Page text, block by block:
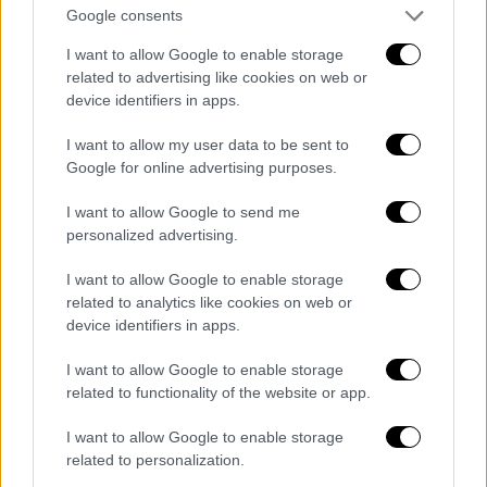
Google consents
I want to allow Google to enable storage
related to advertising like cookies on web or
device identifiers in apps.
I want to allow my user data to be sent to
Google for online advertising purposes.
I want to allow Google to send me
personalized advertising.
I want to allow Google to enable storage
related to analytics like cookies on web or
device identifiers in apps.
I want to allow Google to enable storage
related to functionality of the website or app.
I want to allow Google to enable storage
related to personalization.
φετινής διοργάνωσης, καθώς ζει το δικό της
«παραμύθι». Παίζει ίσως το πιο ωραίο
παρακολουθήσει κάποιος και βεβαίως
πραγματοποίησε τρομερή regular season.
Κατάφερε να τερματίσει στη δεύτερη θέση
της κανονικής διάρκειας και θα προσπαθήσει
οικοδεσπότη του Final Four,Παναθηναϊκό
Ο προπονητής των Ισπανών,
Μαρτίνεθαναδείχθηκε ως ο κορυφαίος της
διοργάνωσης και είναι λογικό, μιας και
Μπάσκετ που βαδίζει στα πρότυπα τουNBA
με γρήγορες επιθέσεις και πολύ υψηλό